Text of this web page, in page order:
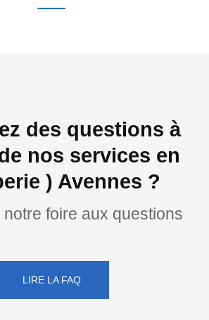
des questions à
nos services en
) Avennes ?
foire aux questions
LIRE LA FAQ